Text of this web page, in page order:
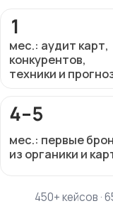
1
мес.: аудит карт,
конкурентов,
техники и
4–5
мес.: первые
из органики и
450+ кейсов ·